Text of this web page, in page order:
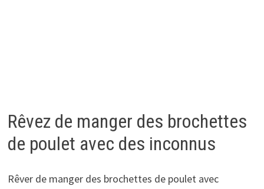
Rêvez de manger des brochettes
de poulet avec des inconnus
Rêver de manger des brochettes de poulet avec